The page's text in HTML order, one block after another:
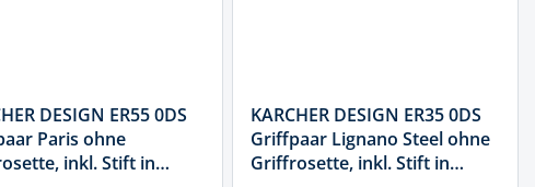
DESIGN ER55 0DS
Paris ohne
inkl. Stift in
KARCHER DESIGN ER35 0DS
Griffpaar Lignano Steel ohne
Griffrosette, inkl. Stift in